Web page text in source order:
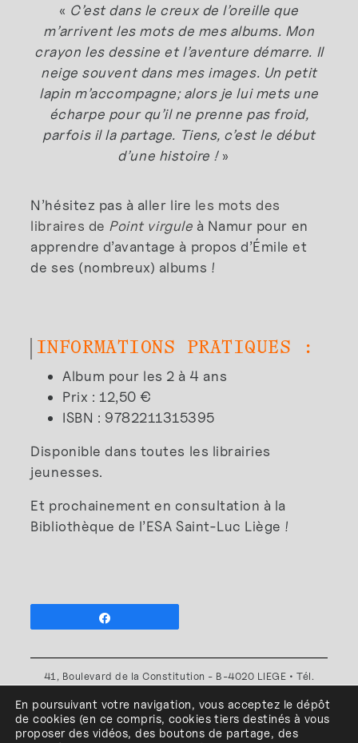
« C’est dans le creux de l’oreille que
m’arrivent les mots de mes albums. Mon
crayon les dessine et l’aventure démarre. Il
neige souvent dans mes images. Un petit
lapin m’accompagne; alors je lui mets une
écharpe pour qu’il ne prenne pas froid,
parfois il la partage. Tiens, c’est le début
d’une histoire ! »
N’hésitez pas à aller lire les mots des
libraires de Point virgule à Namur pour en
apprendre d’avantage à propos d’Émile et
de ses (nombreux) albums !
INFORMATIONS PRATIQUES :
Album pour les 2 à 4 ans
Prix : 12,50 €
ISBN : 9782211315395
Disponible dans toutes les librairies
jeunesses.
Et prochainement en consultation à la
Bibliothèque de l’ESA Saint-Luc Liège !
41, Boulevard de la Constitution - B-4020 LIEGE • Tél.
Plan d'accès•Politique de confidentialité•Politique de
cookies•Conditions générales
En poursuivant votre navigation, vous acceptez le dépôt
de cookies (en ce compris, cookiestiers destinés à vous
proposer des vidéos, des boutons de partage, des